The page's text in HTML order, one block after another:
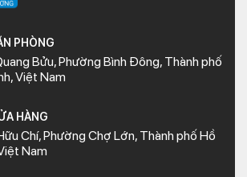
PHÒNG
Bửu, Phường Bình Đông, Thành phố
Việt Nam
HÀNG
Chí, Phường Chợ Lớn, Thành phố Hồ
Nam